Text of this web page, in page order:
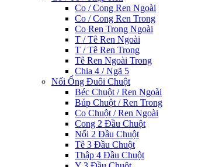
Co / Cong Ren Ngoài
Co / Cong Ren Trong
Co Ren Trong Ngoài
T / Tê Ren Ngoài
T / Tê Ren Trong
Tê Ren Ngoài Trong
Chia 4 / Ngã 5
Nối Ống Đuôi Chuột
Béc Chuột / Ren Ngoài
Búp Chuột / Ren Trong
Co Chuột / Ren Ngoài
Cong 2 Đầu Chuột
Nối 2 Đầu Chuột
Tê 3 Đầu Chuột
Thập 4 Đầu Chuột